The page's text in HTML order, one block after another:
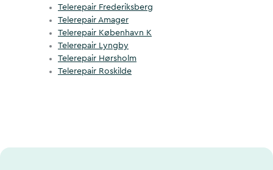
Telerepair Frederiksberg
Telerepair Amager
Telerepair København K
Telerepair Lyngby
Telerepair Hørsholm
Telerepair Roskilde